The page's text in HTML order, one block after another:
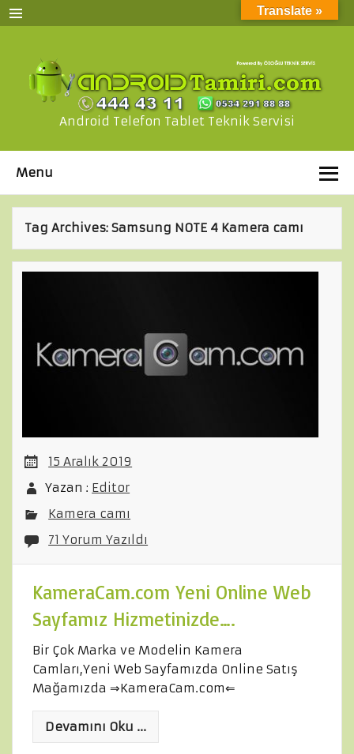
Android Telefon Tablet Teknik Servisi
Menu
Tag Archives:Samsung NOTE 4 Kamera camı
15 Aralık 2019
Yazan : Editor
Kamera camı
71 Yorum Yazıldı
KameraCam.com Yeni Online Web
Sayfamız Hizmetinizde….
Bir Çok Marka ve Modelin Kamera
Camları,Yeni Web Sayfamızda Online Satış
Mağamızda ⇒KameraCam.com⇐
Devamını Oku ...
Translate »